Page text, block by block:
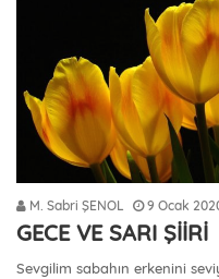
M. Sabri ŞENOL 9 Ocak
GECE VE SARI ŞİİRİ
Sevgilim sabahın erkenini